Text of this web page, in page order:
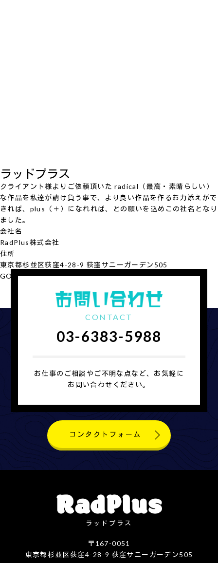
ラッドプラス
クライアント様よりご依頼頂いた radical（最高・素晴らしい）
な作品を私達が請け負う事で、より良い作品を作るお力添えがで
きれば、plus（＋）になれれば、との願いを込めこの社名となり
ました。
会社名
RadPlus株式会社
住所
東京都杉並区荻窪4-28-9 荻窪サニーガーデン505
GOOGLE MAP
会社概要を見る
CONTACT
03-6383-5988
お仕事のご相談やご不明な点など、お気軽に
お問い合わせください。
コンタクトフォーム
ラッドプラス
〒167-0051
東京都杉並区荻窪4-28-9 荻窪サニーガーデン505